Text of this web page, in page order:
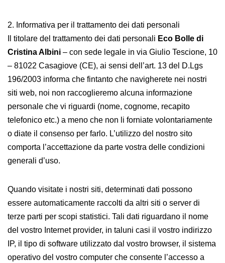
2. Informativa per il trattamento dei dati personali
Il titolare del trattamento dei dati personali Eco Bolle di
Cristina Albini – con sede legale in via Giulio Tescione, 10
– 81022 Casagiove (CE), ai sensi dell’art. 13 del D.Lgs
196/2003 informa che fintanto che navigherete nei nostri
siti web, noi non raccoglieremo alcuna informazione
personale che vi riguardi (nome, cognome, recapito
telefonico etc.) a meno che non li forniate volontariamente
o diate il consenso per farlo. L’utilizzo del nostro sito
comporta l’accettazione da parte vostra delle condizioni
generali d’uso.
Quando visitate i nostri siti, determinati dati possono
essere automaticamente raccolti da altri siti o server di
terze parti per scopi statistici. Tali dati riguardano il nome
del vostro Internet provider, in taluni casi il vostro indirizzo
IP, il tipo di software utilizzato dal vostro browser, il sistema
operativo del vostro computer che consente l’accesso a